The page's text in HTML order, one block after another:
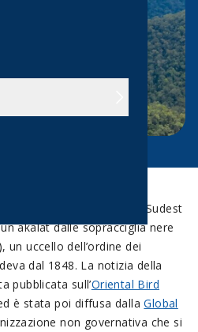
sull’isola del Borneo, nel Sudest
akalat dalle sopracciglia nere
un uccello dell’ordine dei
dal 1848. La notizia della
pubblicata sull’Oriental Bird
è stata poi diffusa dallaGlobal
non governativa che si